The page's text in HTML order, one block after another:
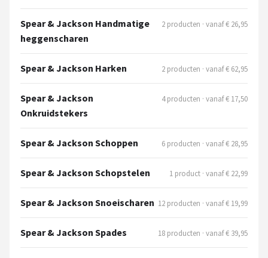
Einhell
Makita
Synx Tools
Fiskars
Alle merken →
Spear & Jackson Handmatige
heggenscharen
2 producten · vanaf € 26,95
Spear & Jackson Harken 2 producten · vanaf € 62,95
Spear & Jackson
Onkruidstekers
4 producten · vanaf € 17,50
Spear & Jackson Schoppen 6 producten · vanaf € 28,95
Spear & Jackson Schopstelen 1 product · vanaf € 22,99
Spear & Jackson Snoeischaren 12 producten · vanaf € 19,99
Spear & Jackson Spades 18 producten · vanaf € 39,95